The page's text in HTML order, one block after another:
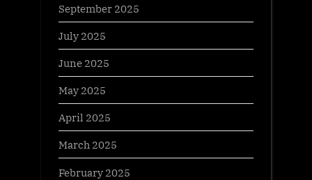
September 2025
July 2025
June 2025
May 2025
April 2025
March 2025
February 2025